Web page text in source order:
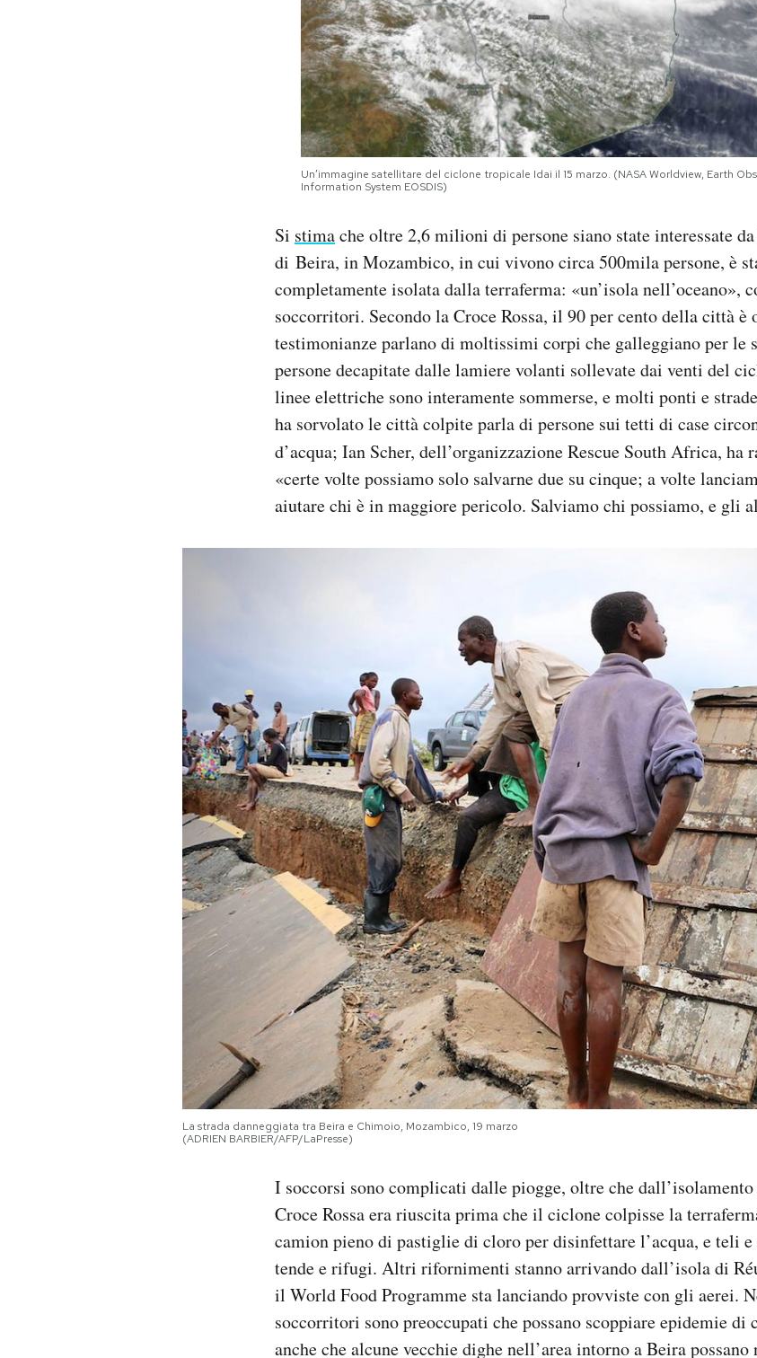
Un’immagine satellitare del ciclone tropicale Idai il 15 marzo. (NASA Worldview, Earth
Information System EOSDIS)
Si stimache oltre 2,6 milioni di persone siano state interessate
di Beira, in Mozambico, in cui vivono circa 500mila persone, è
completamente isolata dalla terraferma: «un’isola nell’oceano»,
soccorritori. Secondo la Croce Rossa, il 90 per cento della città è
testimonianze parlano di moltissimi corpi che galleggiano per le
persone decapitate dalle lamiere volanti sollevate dai venti del
linee elettriche sono interamente sommerse, e molti ponti e
ha sorvolato le città colpite parla di persone sui tetti di case
d’acqua; Ian Scher, dell’organizzazione Rescue South Africa, ha
«certe volte possiamo solo salvarne due su cinque; a volte
aiutare chi è in maggiore pericolo. Salviamo chi possiamo, e gli
La strada danneggiata tra Beira e Chimoio, Mozambico, 19 marzo
(ADRIEN BARBIER/AFP/LaPresse)
I soccorsi sono complicati dalle piogge, oltre che
Croce Rossa era riuscita prima che il ciclone colpisse la
camion pieno di pastiglie di cloro per disinfettare l’acqua, e teli
tende e rifugi. Altri rifornimenti stanno arrivando dall’isola di
il World Food Programme sta lanciando provviste con gli aerei.
soccorritori sono preoccupati che possano scoppiare epidemie di
anche che alcune vecchie dighe nell’area intorno a Beira possano